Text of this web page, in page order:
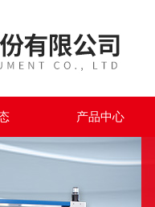
产品中心